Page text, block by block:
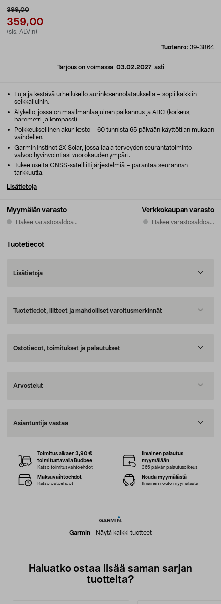
399,00
359,00
(sis. ALV:n)
Tuotenro: 39-3864
Tarjous on voimassa 03.02.2027asti
Myymälän varasto
Hakee varastosaldoa...
Verkkokaupan varasto
Hakee varastosaldoa...
Luja ja kestävä urheilukello aurinkokennolatauksella – sopii kaikkiin
seikkailuihin.
Älykello, jossa on maailmanlaajuinen paikannus ja ABC (korkeus,
barometri ja kompassi).
Poikkeuksellinen akun kesto – 60 tunnista 65 päivään käyttötilan mukaan
vaihdellen.
Garmin Instinct 2X Solar, jossa laaja terveyden seurantatoiminto –
valvoo hyvinvointiasi vuorokauden ympäri.
Tukee useita GNSS-satelliittijärjestelmiä – parantaa seurannan
tarkkuutta.
Lisätietoja
Tuotetiedot
Lisätietoja
Tuotetiedot, liitteet ja mahdolliset varoitusmerkinnät
Ostotiedot, toimitukset ja palautukset
Arvostelut
Asiantuntija vastaa
Garmin - Näytä kaikki tuotteet
Toimitus alkaen 3,90 €
toimitustavalla Budbee
Katso toimitusvaihtoehdot
Ilmainen palautus
myymälään
365 päivän palautusoikeus
Maksuvaihtoehdot
Katso ostoehdot
Nouda myymälästä
Ilmainen nouto myymälästä
Haluatko ostaa lisää saman sarjan
tuotteita?